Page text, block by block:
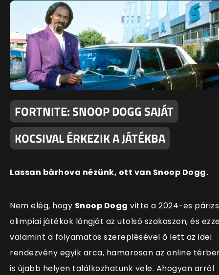
FORTNITE: SNOOP DOGG SAJÁT
KOCSIVAL ÉRKEZIK A JÁTÉKBA
Lassan bárhova nézünk, ott van Snoop Dogg.
Nem elég, hogy Snoop Dogg vitte a 2024-es
olimpiai játékok lángját az utolsó szakaszon, és
valamint a folyamatos szereplésével ő lett az idei
rendezvény egyik arca, hamarosan az online
is újabb helyen találkozhatunk vele. Ahogyan arról